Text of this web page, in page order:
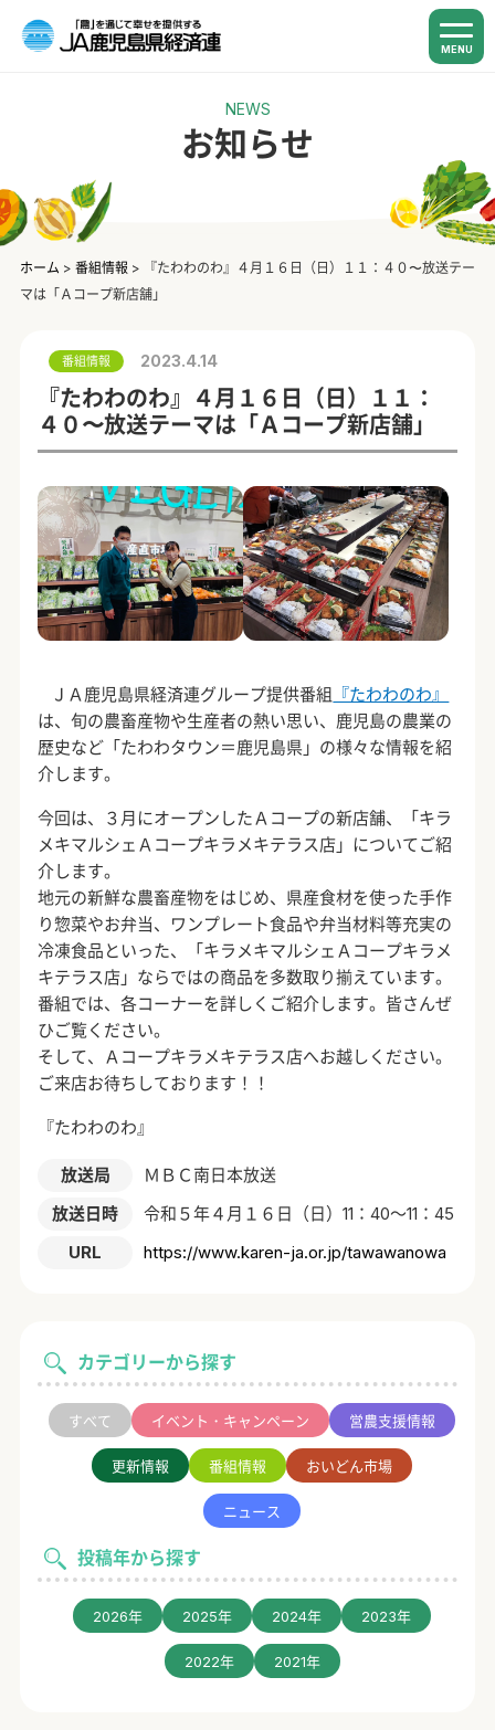
MENU
NEWS
お知らせ
ホーム > 番組情報 >
『たわわのわ』４月１６日（日）１１：４０〜放送テー
マは「Ａコープ新店舗」
カテゴリーから探す
すべて イベント・キャンペーン 営農支援情報
更新情報 番組情報 おいどん市場
ニュース
投稿年から探す
2026年 2025年 2024年 2023年
2022年 2021年
番組情報 2023.4.14
『たわわのわ』４月１６日（日）１１：
４０〜放送テーマは「Ａコープ新店舗」
ＪＡ鹿児島県経済連グループ提供番組 『たわわのわ』
は、旬の農畜産物や生産者の熱い思い、鹿児島の農業の
歴史など「たわわタウン＝鹿児島県」の様々な情報を紹
介します。
今回は、３月にオープンしたＡコープの新店舗、「キラ
メキマルシェＡコープキラメキテラス店」についてご紹
介します。
地元の新鮮な農畜産物をはじめ、県産食材を使った手作
り惣菜やお弁当、ワンプレート食品や弁当材料等充実の
冷凍食品といった、「キラメキマルシェＡコープキラメ
キテラス店」ならではの商品を多数取り揃えています。
番組では、各コーナーを詳しくご紹介します。皆さんぜ
ひご覧ください。
そして、Ａコープキラメキテラス店へお越しください。
ご来店お待ちしております！！
『たわわのわ』
放送局
ＭＢＣ南日本放送
放送日時
令和５年４月１６日（日）11：40～11：45
URL
https://www.karen-ja.or.jp/tawawanowa